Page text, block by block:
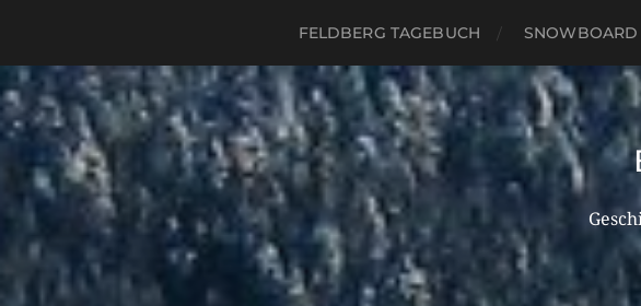
FELDBERG TAGEBUCH SNOWBOARD